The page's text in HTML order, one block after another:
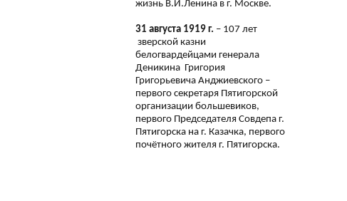
жизнь В.И.Ленина в г. Москве.
31 августа 1919 г. – 107 лет
зверской казни
белогвардейцами генерала
Деникина Григория
Григорьевича Анджиевского –
первого секретаря Пятигорской
организации большевиков,
первого Председателя Совдепа г.
Пятигорска на г. Казачка, первого
почётного жителя г. Пятигорска.